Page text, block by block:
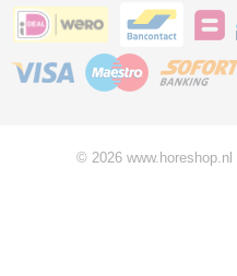
© 2026 www.horeshop.nl